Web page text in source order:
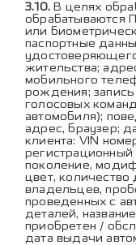
В целях
обрабатываются
или
паспортные
жительства;
мобильного
рождения; запись
голосовых
автомобиля);
адрес, браузер;
клиента: VIN
регистрационный
поколение,
цвет, количество
владельцев,
проведенных с
деталей,
приобретен /
дата выдачи